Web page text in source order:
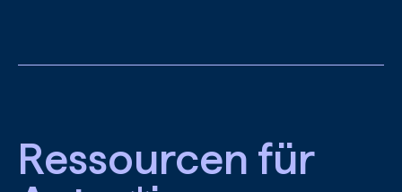
Ressourcen für